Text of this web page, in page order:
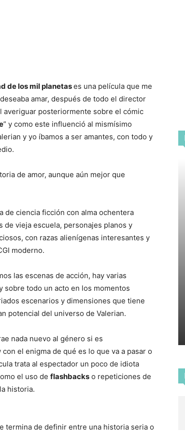
de los mil planetases una película que me
amar, después de todo el director
averiguar posteriormente sobre el cómic
” y como este influenció al mismísimo
y yo íbamos a ser amantes, con todo y
de amor, aunque aún mejor que
de ciencia ficción con alma ochentera
de vieja escuela, personajes planos y
con razas alienígenas interesantes y
moderno.
las escenas de acción, hay varias
sobre todo un acto en los momentos
escenarios y dimensiones que tiene
potencial del universo de Valerian.
nada nuevo al género si es
el enigma de qué es lo que va a pasar o
trata al espectador un poco de idiota
el uso de flashbacks o repeticiones de
historia.
termina de definir entre una historia seria o